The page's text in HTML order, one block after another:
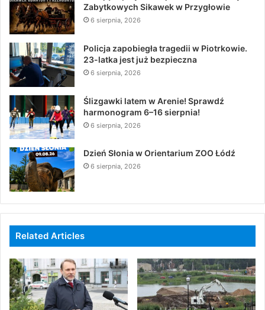
Zabytkowych Sikawek w Przygłowie
6 sierpnia, 2026
Policja zapobiegła tragedii w Piotrkowie.
23-latka jest już bezpieczna
6 sierpnia, 2026
Ślizgawki latem w Arenie! Sprawdź
harmonogram 6–16 sierpnia!
6 sierpnia, 2026
Dzień Słonia w Orientarium ZOO Łódź
6 sierpnia, 2026
Related Articles